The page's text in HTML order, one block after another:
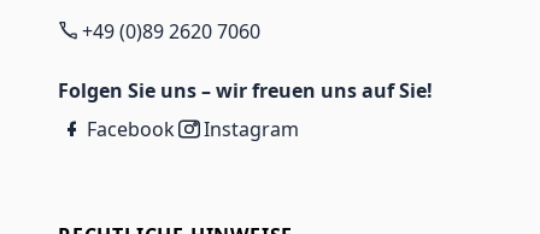
+49 (0)89 2620 7060
Folgen Sie uns – wir freuen uns auf Sie!
Facebook
Instagram